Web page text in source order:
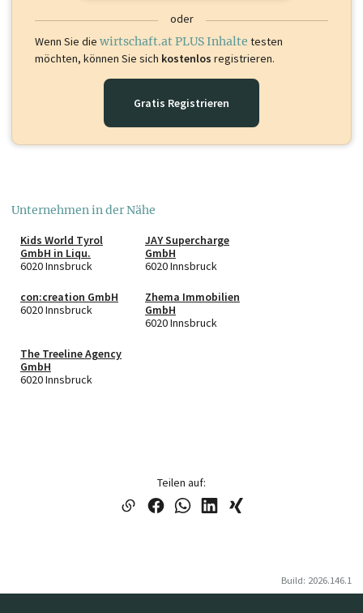
oder
Wenn Sie die wirtschaft.at PLUS Inhalte testen
möchten, können Sie sich kostenlos registrieren.
Gratis Registrieren
Unternehmen in der Nähe
Kids World Tyrol
GmbH in Liqu.
6020 Innsbruck
JAY Supercharge
GmbH
6020 Innsbruck
con:creation GmbH
6020 Innsbruck
Zhema Immobilien
GmbH
6020 Innsbruck
The Treeline Agency
GmbH
6020 Innsbruck
Teilen auf:
Build: 2026.146.1